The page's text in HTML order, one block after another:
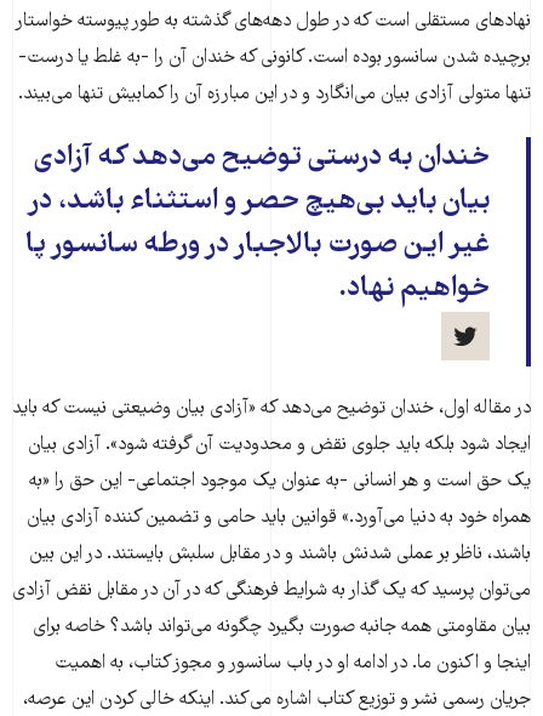
نهادهای مستقلی است که در طول دهه‌های گذشته به طور پیوسته خواستار
برچیده شدن سانسور بوده است. کانونی که خندان آن‌ را -به غلط یا درست-
تنها متولی آزادی بیان می‌انگارد و در‌ این مبارزه آن را کمابیش تنها می‌بیند.
خندان به درستی توضیح می‌دهد که آزادی
بیان باید بی‌هیچ حصر و استثناء باشد، در
غیر این صورت بالاجبار در ورطه سانسور پا
خواهیم نهاد.
در مقاله اول، خندان توضیح می‌دهد که «آزادی بیان وضیعتی نیست که باید
ایجاد شود بلکه باید جلوی نقض و محدودیت آن گرفته شود». آزادی بیان
یک حق است و هر انسانی -به عنوان یک موجود اجتماعی- این حق را «به
همراه خود به دنیا می‌آورد.» قوانین باید حامی و تضمین کننده آزادی بیان
باشند، ناظر بر عملی شدنش باشند و در مقابل سلبش بایستند. در این بین
می‌توان پرسید که یک گذار به شرایط فرهنگی که در آن در مقابل نقض آزادی
بیان مقاومتی همه جانبه صورت بگیرد چگونه می‌تواند باشد؟ خاصه برای
اینجا و اکنون ما. در ادامه او در باب سانسور و مجوز کتاب، به اهمیت
جریان رسمی نشر و توزیع کتاب اشاره می‌کند. اینکه خالی کردن این عرصه،